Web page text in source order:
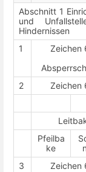
Abschnitt 1
und
Hindernissen
1
Zeichen
2
Zeichen
Pfeilba
ke
3
Zeichen